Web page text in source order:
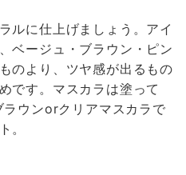
ルに仕上げましょう。アイ
ベージュ・ブラウン・ピン
のより、ツヤ感が出るもの
です。マスカラは塗って
ウンorクリアマスカラで
。